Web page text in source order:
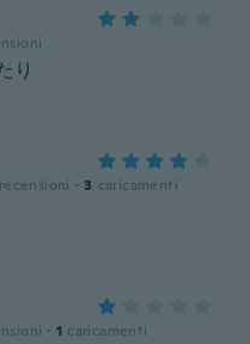
り
recensioni · 3 caricamenti
· 1 caricamenti